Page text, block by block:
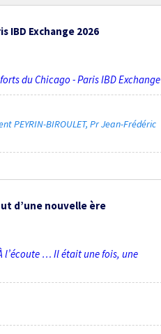
IBD Exchange 2026
du Chicago - Paris IBD Exchange
PEYRIN-BIROULET Pr Jean-Frédéric
d’une nouvelle ère
l’écoute … Il était une fois, une